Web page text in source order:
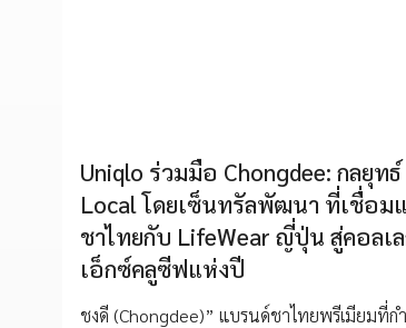
Uniqlo ร่วมมือ Chongdee: กลยุท
Local โดยเซ็นทรัลพัฒนา ที่เชื่อม
ชาไทยกับ LifeWear ญี่ปุ่น สู่คอลเ
เอ็กซ์คลูซีฟแห่งปี
ชงดี (Chongdee)” แบรนด์ชาไทยพรีเมียมที่ก